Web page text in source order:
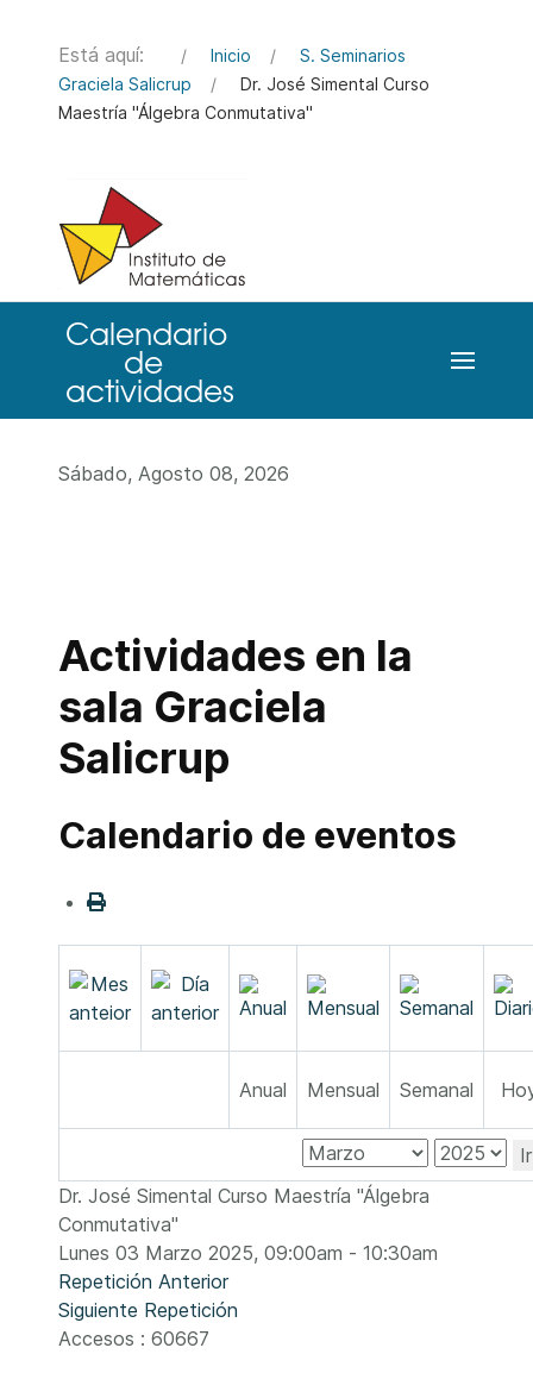
Está aquí: Inicio
S. Seminarios
Graciela Salicrup
Dr. José Simental Curso
Maestría "Álgebra Conmutativa"
Sábado, Agosto 08, 2026
Actividades en la
sala Graciela
Salicrup
Calendario de eventos
Anual Mensual Semanal
Dr. José Simental Curso Maestría "Álgebra
Conmutativa"
Lunes 03 Marzo 2025, 09:00am - 10:30am
Repetición Anterior
Siguiente Repetición
Accesos : 60667